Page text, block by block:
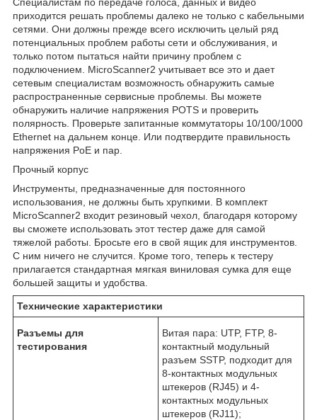
приходится решать проблемы далеко не только с кабельными
сетями. Они должны прежде всего исключить целый ряд
потенциальных проблем работы сети и обслуживания, и
только потом пытаться найти причину проблем с
подключением. MicroScanner2 учитывает все это и дает
сетевым специалистам возможность обнаружить самые
распространенные сервисные проблемы. Вы можете
обнаружить наличие напряжения POTS и проверить
полярность. Проверьте запитанные коммутаторы 10/100/1000
Ethernet на дальнем конце. Или подтвердите правильность
напряжения PoE и пар.
Прочный корпус
Инструменты, предназначенные для постоянного
использования, не должны быть хрупкими. В комплект
MicroScanner2 входит резиновый чехол, благодаря которому
вы сможете использовать этот тестер даже для самой
тяжелой работы. Бросьте его в свой ящик для инструментов.
С ним ничего не случится. Кроме того, теперь к тестеру
прилагается стандартная мягкая виниловая сумка для еще
большей защиты и удобства.
Технические характеристики
Разъемы для
тестирования
Витая пара: UTP, FTP, 8-
контактный модульный
разъем SSTP, подходит для
8-контактных модульных
штекеров (RJ45) и 4-
контактных модульных
штекеров (RJ11);